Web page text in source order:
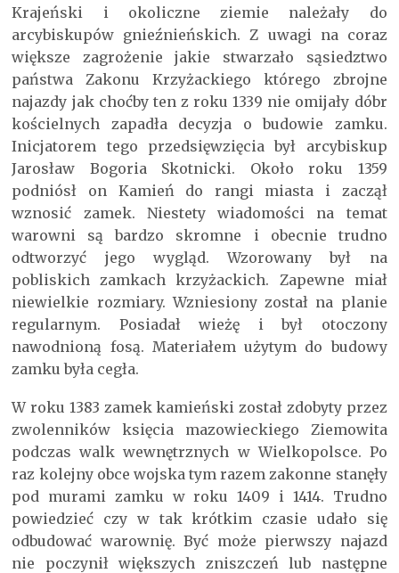
Krajeński i okoliczne ziemie należały do
arcybiskupów gnieźnieńskich. Z uwagi na coraz
większe zagrożenie jakie stwarzało sąsiedztwo
państwa Zakonu Krzyżackiego którego zbrojne
najazdy jak choćby ten z roku 1339 nie omijały dóbr
kościelnych zapadła decyzja o budowie zamku.
Inicjatorem tego przedsięwzięcia był arcybiskup
Jarosław Bogoria Skotnicki. Około roku 1359
podniósł on Kamień do rangi miasta i zaczął
wznosić zamek. Niestety wiadomości na temat
warowni są bardzo skromne i obecnie trudno
odtworzyć jego wygląd. Wzorowany był na
pobliskich zamkach krzyżackich. Zapewne miał
niewielkie rozmiary. Wzniesiony został na planie
regularnym. Posiadał wieżę i był otoczony
nawodnioną fosą. Materiałem użytym do budowy
zamku była cegła.
W roku 1383 zamek kamieński został zdobyty przez
zwolenników księcia mazowieckiego Ziemowita
podczas walk wewnętrznych w Wielkopolsce. Po
raz kolejny obce wojska tym razem zakonne stanęły
pod murami zamku w roku 1409 i 1414. Trudno
powiedzieć czy w tak krótkim czasie udało się
odbudować warownię. Być może pierwszy najazd
nie poczynił większych zniszczeń lub następne